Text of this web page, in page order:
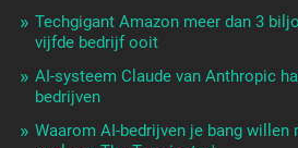
Techgigant Amazon meer dan 3
vijfde bedrijf ooit
AI-systeem Claude van Anthropic
bedrijven
Waarom AI-bedrijven je bang willen